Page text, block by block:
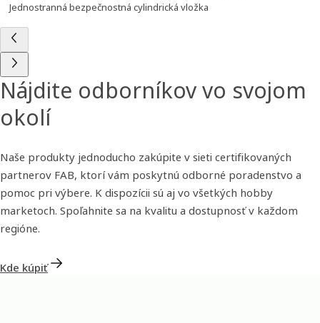
Jednostranná bezpečnostná cylindrická vložka
Nájdite odborníkov vo svojom
okolí
Naše produkty jednoducho zakúpite v sieti certifikovaných
partnerov FAB, ktorí vám poskytnú odborné poradenstvo a
pomoc pri výbere. K dispozícii sú aj vo všetkých hobby
marketoch. Spoľahnite sa na kvalitu a dostupnosť v každom
regióne.
Kde kúpiť